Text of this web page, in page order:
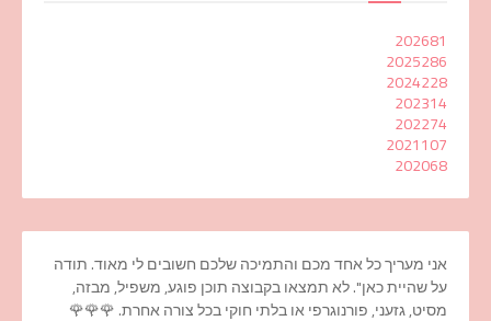
202681
2025286
2024228
202314
202274
2021107
202068
אני מעריך כל אחד מכם והתמיכה שלכם חשובים לי מאוד. תודה
על שהיית כאן". לא תמצאו בקבוצה תוכן פוגע, משפיל, מבזה,
מסיט, גזעני, פורנוגרפי או בלתי חוקי בכל צורה אחרת. 🌹🌹🌹